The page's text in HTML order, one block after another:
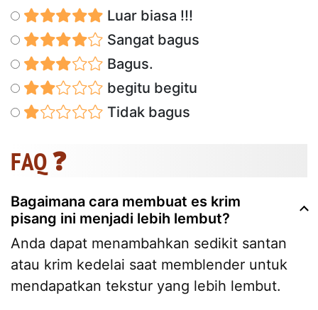
Luar biasa !!!
Sangat bagus
Bagus.
begitu begitu
Tidak bagus
FAQ ❓
Bagaimana cara membuat es krim
pisang ini menjadi lebih lembut?
Anda dapat menambahkan sedikit santan
atau krim kedelai saat memblender untuk
mendapatkan tekstur yang lebih lembut.